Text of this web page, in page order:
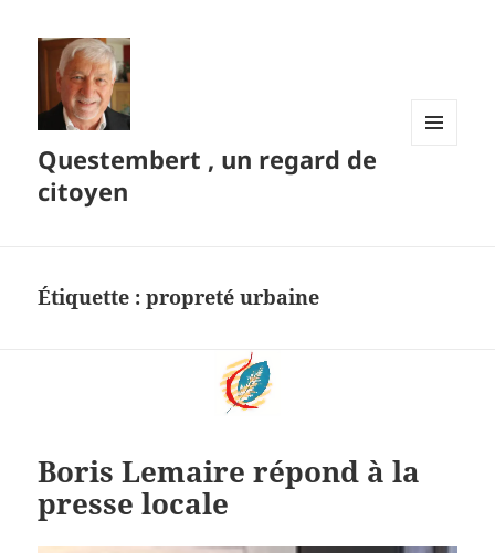
Questembert , un regard de
citoyen
Étiquette :propreté urbaine
Boris Lemaire répond à la
presse locale